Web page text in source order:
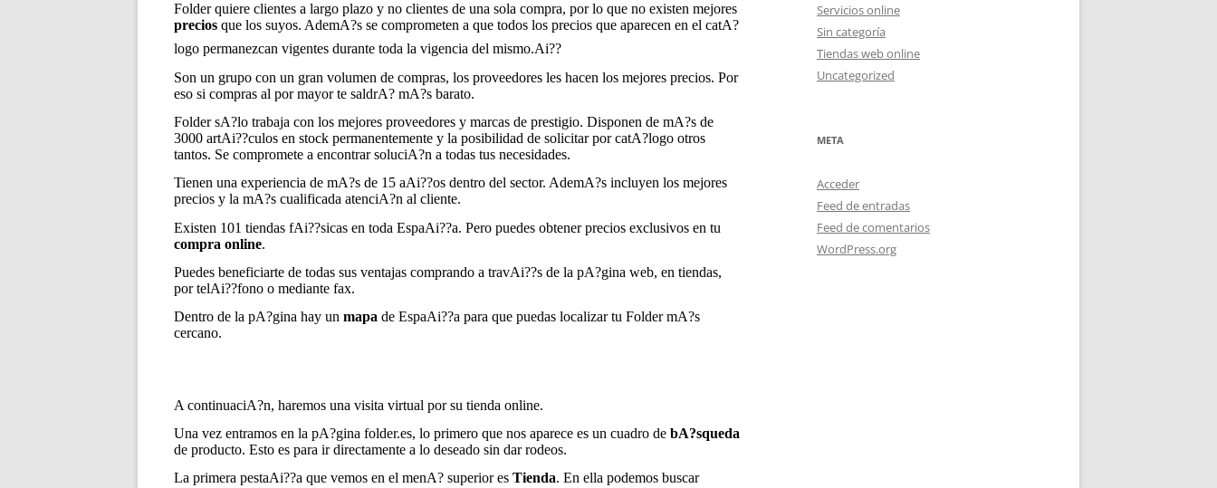
Folder quiere clientes a largo plazo y no clientes de una sola compra, por lo que no existen mejores
precios que los suyos. AdemA?s se comprometen a que todos los precios que aparecen en el catA?
logo permanezcan vigentes durante toda la vigencia del mismo.Ai??
Son un grupo con un gran volumen de compras, los proveedores les hacen los mejores precios. Por
eso si compras al por mayor te saldrA? mA?s barato.
Folder sA?lo trabaja con los mejores proveedores y marcas de prestigio. Disponen de mA?s de
3000 artAi??culos en stock permanentemente y la posibilidad de solicitar por catA?logo otros
tantos. Se compromete a encontrar soluciA?n a todas tus necesidades.
Tienen una experiencia de mA?s de 15 aAi??os dentro del sector. AdemA?s incluyen los mejores
precios y la mA?s cualificada atenciA?n al cliente.
Existen 101 tiendas fAi??sicas en toda EspaAi??a. Pero puedes obtener precios exclusivos en tu
compra online.
Puedes beneficiarte de todas sus ventajas comprando a travAi??s de la pA?gina web, en tiendas,
por telAi??fono o mediante fax.
Dentro de la pA?gina hay un mapa de EspaAi??a para que puedas localizar tu Folder mA?s
cercano.
A continuaciA?n, haremos una visita virtual por su tienda online.
Una vez entramos en la pA?gina folder.es, lo primero que nos aparece es un cuadro de bA?squeda
de producto. Esto es para ir directamente a lo deseado sin dar rodeos.
La primera pestaAi??a que vemos en el menA? superior es Tienda. En ella podemos buscar
Servicios online
Sin categoría
Tiendas web online
Uncategorized
META
Acceder
Feed de entradas
Feed de comentarios
WordPress.org